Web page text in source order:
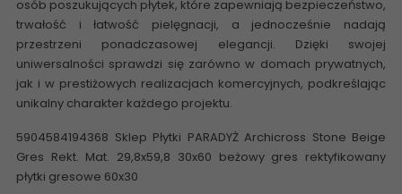
osób poszukujących płytek, które zapewniają bezpieczeństwo,
trwałość i łatwość pielęgnacji, a jednocześnie nadają
przestrzeni ponadczasowej elegancji. Dzięki swojej
uniwersalności sprawdzi się zarówno w domach prywatnych,
jak i w prestiżowych realizacjach komercyjnych, podkreślając
unikalny charakter każdego projektu.
5904584194368 Sklep Płytki PARADYŻ Archicross Stone Beige
Gres Rekt. Mat. 29,8x59,8 30x60 beżowy gres rektyfikowany
płytki gresowe 60x30